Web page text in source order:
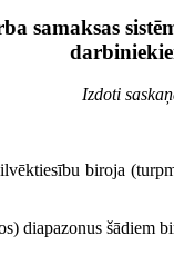
samaksas
Izdoti
biroja
diapazonus šādiem